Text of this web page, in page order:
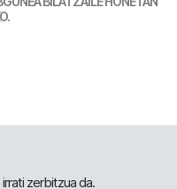
zerbitzua da.